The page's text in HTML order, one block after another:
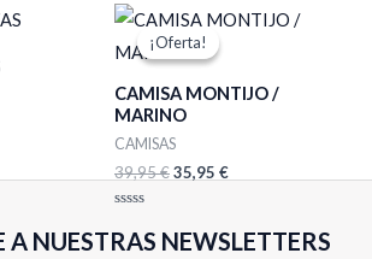
de
5
€
¡Oferta!
¡Oferta!
CAMISA MONTIJO /
MARINO
CAMISAS
39,95€
El
precio
original
39,95 €.
35,95 €
El
precio
35,95 €.
con
0
A NUESTRAS NEWSLETTERS